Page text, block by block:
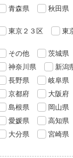
青森県 秋田県
東京２３区 東
その他 茨城県
神奈川県
新潟
長野県
岐阜県
京都府
大阪府
島根県
岡山県
愛媛県
高知県
大分県
宮崎県